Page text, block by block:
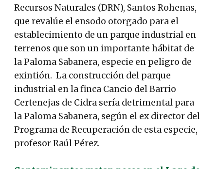
Recursos Naturales (DRN), Santos Rohenas,
que revalúe el ensodo otorgado para el
establecimiento de un parque industrial en
terrenos que son un importante hábitat de
la Paloma Sabanera, especie en peligro de
exintión. La construcción del parque
industrial en la finca Cancio del Barrio
Certenejas de Cidra sería detrimental para
la Paloma Sabanera, según el ex director del
Programa de Recuperación de esta especie,
profesor Raúl Pérez.